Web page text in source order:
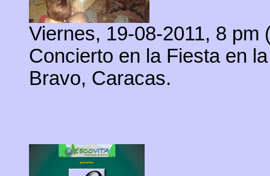
Viernes, 19-08-2011, 8 pm
Concierto en la Fiesta en
Bravo, Caracas.